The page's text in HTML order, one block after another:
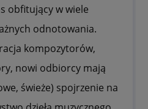
obfitujący w wiele
odnotowania.
kompozytorów,
nowi odbiorcy mają
świeże) spojrzenie na